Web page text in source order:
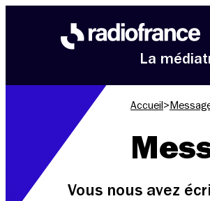
La
Accueil >
Vous nous avez